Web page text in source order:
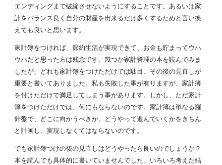
エンディングまで破綻させないようにすることです。あるいは家
計をバランス良く自分の財産を出来るだけ多くするためと言い換
えても良いと思います。
家計簿をつければ、節約生活が実現できて、お金も貯まってウハ
ウハだと思った方は残念です。幾つか家計管理の本を読んでみま
したが、どれも家計簿をつけただけでは駄目、その後の見直しが
重要と書いてありました。私も失敗した事が有りますが、家計簿
を付けただけで満足してしまう事があります。しかし、ただ家計
簿をつけただけでは、何にもならないのです。家計簿は単なる羅
針盤で、どこに向かうべきか、どうやって進んでいくかをきちん
と計画し、実現しなくてはならないのです。
でも家計簿つけの後の見直しはどうやったら良いのでしょうか？
本を読んでも具体的に書いていませんでした。いろいろ考えた結